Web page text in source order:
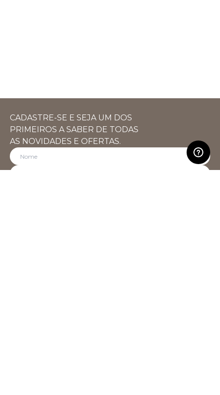
CADASTRE-SE E SEJA UM DOS
PRIMEIROS A SABER DE TODAS
AS NOVIDADES E OFERTAS.